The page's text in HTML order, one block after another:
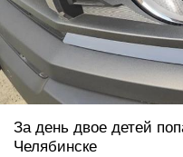
За день двое детей
Челябинске